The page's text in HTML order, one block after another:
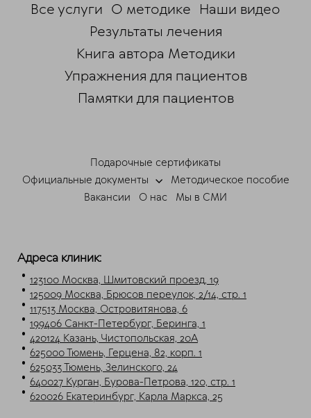
Все услуги О методике Наши видео
Результаты лечения
Книга автора Методики
Упражнения для пациентов
Памятки для пациентов
Подарочные сертификаты
Официальные документы
Методическое пособие
Вакансии
О нас Мы в СМИ
Адреса клиник:
123100 Москва, Шмитовский проезд, 19
125009 Москва, Брюсов переулок, 2/14, стр. 1
117513 Москва, Островитянова, 6
199406 Санкт-Петербург, Беринга, 1
420124 Казань, Чистопольская, 20А
625000 Тюмень, Герцена, 82, корп. 1
625033 Тюмень, Зелинского, 24
640027 Курган, Бурова-Петрова, 120, стр. 1
620026 Екатеринбург, Карла Маркса, 25
Мессенджеры
Свяжитесь с нами через любой удобный